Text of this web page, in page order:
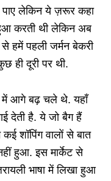
पाए लेकिन ये ज़रूर कहा
करती थी लेकिन अब
से हमें पहली जर्मन बेकरी
ही दूरी पर थी.
में आगे बढ़ चले थे. यहाँ
देती है. ये जो बैग हैं
शॉपिंग वालों से बात
हुआ. इस मार्केट से
भाषा में लिखा हुआ